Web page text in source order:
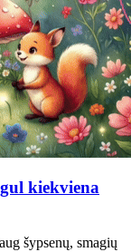
kiekviena
šypsenų, smagių